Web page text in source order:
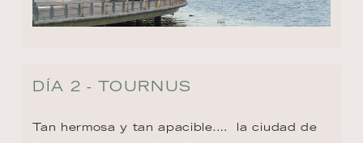
DÍA 2 - TOURNUS
Tan hermosa y tan apacible.…  la ciudad de